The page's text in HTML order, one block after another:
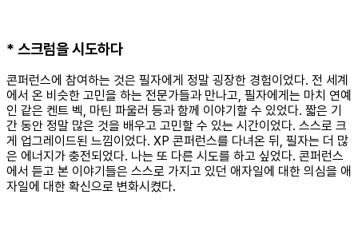
* 스크럼을 시도하다
콘퍼런스에 참여하는 것은 필자에게 정말 굉장한 경험이었다. 전 세계
에서 온 비슷한 고민을 하는 전문가들과 만나고, 필자에게는 마치 연예
인 같은 켄트 벡, 마틴 파울러 등과 함께 이야기할 수 있었다. 짧은 기
간 동안 정말 많은 것을 배우고 고민할 수 있는 시간이었다. 스스로 크
게 업그레이드된 느낌이었다. XP 콘퍼런스를 다녀온 뒤, 필자는 더 많
은 에너지가 충전되었다. 나는 또 다른 시도를 하고 싶었다. 콘퍼런스
에서 듣고 본 이야기들은 스스로 가지고 있던 애자일에 대한 의심을 애
자일에 대한 확신으로 변화시켰다.